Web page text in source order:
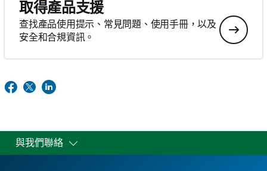
取得產品支援
查找產品使用提示、常見問題、使用手冊，以及
安全和合規資訊。
與我們聯絡